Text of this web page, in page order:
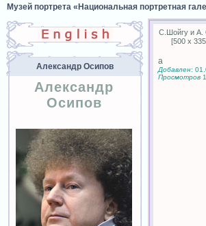
Музей портрета «Национальная портретная
Александр Осипов
Александр
Осипов
С.Шойгу и А.
[500 x
а
Добавлен:
Просмотров